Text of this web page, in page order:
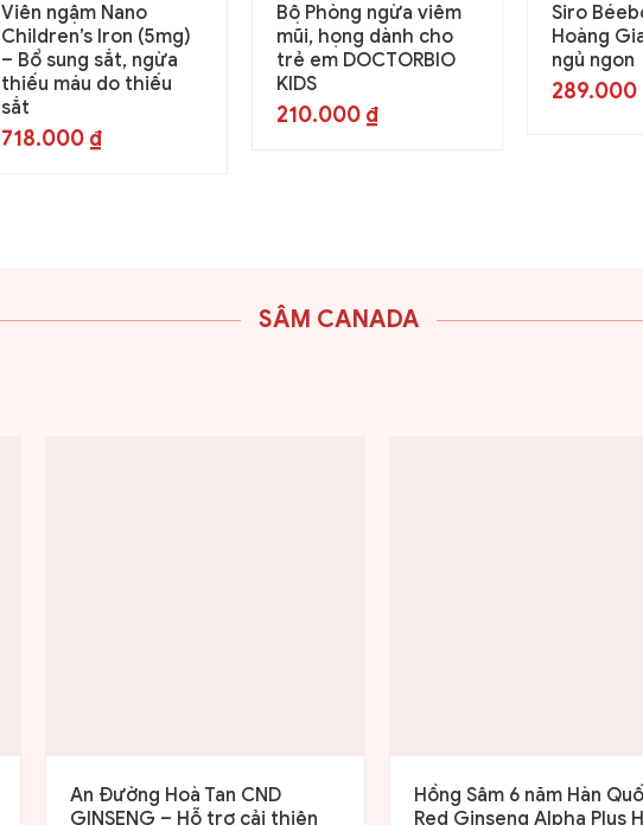
Viên ngậm Nano
Children’s Iron (5mg)
– Bổ sung sắt, ngừa
thiếu máu do thiếu
sắt
718.000 ₫
Bộ Phòng ngừa viêm
mũi, họng dành cho
trẻ em DOCTORBIO
KIDS
210.000 ₫
Siro
Hoàng
ngủ ngon
289.000
SÂM CANADA
An Đường Hoà Tan CND
GINSENG – Hỗ trợ cải thiện
Hồng Sâm 6 năm Hàn
Red Ginseng Alpha Plus